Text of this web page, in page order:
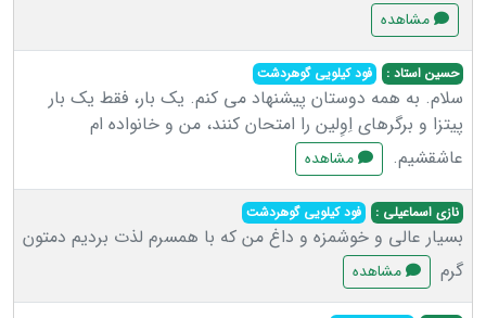
مشاهده
حسین استاد : فود کیلویی گوهردشت
سلام. به همه دوستان پیشنهاد می کنم. یک بار، فقط یک بار
پیتزا و برگرهای اِوِلین را امتحان کنند، من و خانواده ام
عاشقشیم.
مشاهده
نازی اسماعیلی : فود کیلویی گوهردشت
بسیار عالی و خوشمزه و داغ من که با همسرم لذت بردیم دمتون
گرم
مشاهده